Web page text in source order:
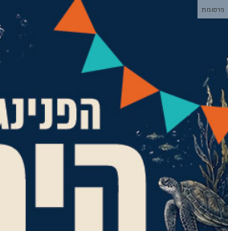
פרסומת